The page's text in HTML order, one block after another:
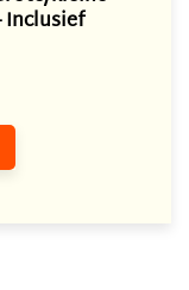
Inclusief